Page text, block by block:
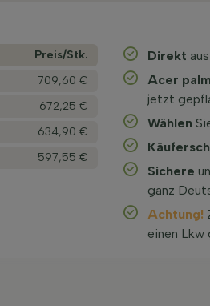
Preis/­Stk.
709,60 €
672,25 €
634,90 €
597,55 €
Direkt
Acer
jetzt
Wählen
Sichere
ganz
Achtung!
einen Lkw